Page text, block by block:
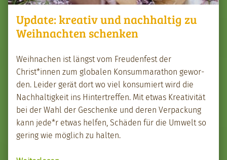
Update: kreativ und nachhaltig zu
Weihnachten schenken
Wei­h­nachen ist längst vom Freuden­fest der
Christ*innen zum glob­alen Kon­sum­marathon gewor­
den. Lei­der gerät dort wo viel kon­sum­iert wird die
Nach­haltigkeit ins Hin­tertr­e­f­fen. Mit etwas Kreativ­ität
bei der Wahl der Geschenke und deren Ver­pack­ung
kann jede*r etwas helfen, Schä­den für die Umwelt so
ger­ing wie möglich zu hal­ten.